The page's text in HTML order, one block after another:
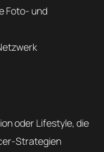
oder Lifestyle, die
Strategien